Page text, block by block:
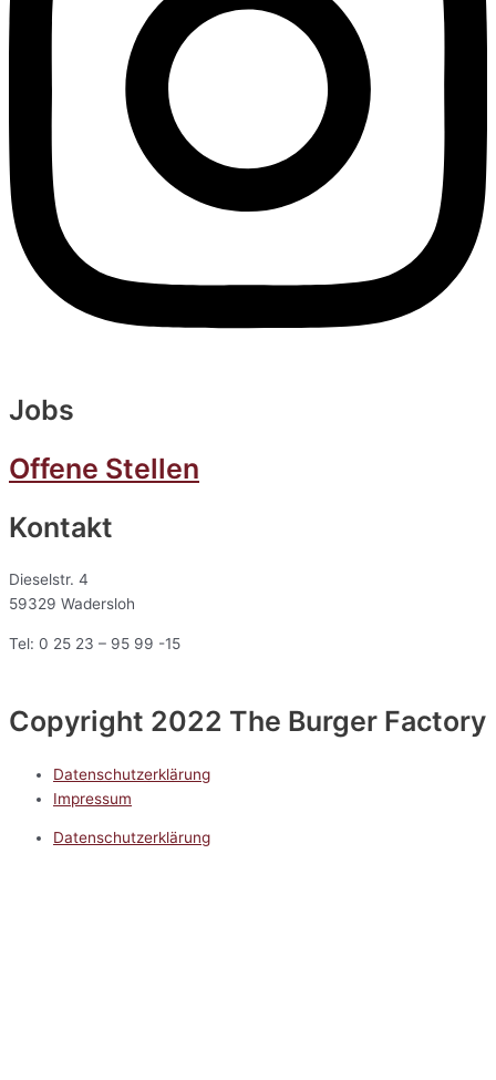
Jobs
Offene Stellen
Kontakt
Dieselstr. 4
59329 Wadersloh
Tel: 0 25 23 – 95 99 -15
Copyright 2022 The Burger Factory
Datenschutzerklärung
Impressum
Datenschutzerklärung